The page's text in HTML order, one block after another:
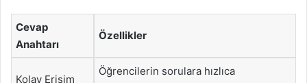
Cevap
Anahtarı
Özellikler
Kolay Erişim
Öğrencilerin sorulara hızlıca